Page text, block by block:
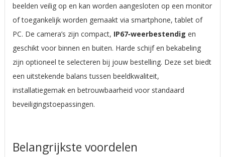
beelden veilig op en kan worden aangesloten op een monitor
of toegankelijk worden gemaakt via smartphone, tablet of
PC. De camera’s zijn compact, IP67‑weerbestendig en
geschikt voor binnen en buiten. Harde schijf en bekabeling
zijn optioneel te selecteren bij jouw bestelling. Deze set biedt
een uitstekende balans tussen beeldkwaliteit,
installatiegemak en betrouwbaarheid voor standaard
beveiligingstoepassingen.
Belangrijkste voordelen